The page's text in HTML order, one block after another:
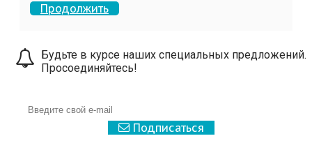
Продолжить
Будьте в курсе наших специальных предложений.
Просоединяйтесь!
Подписаться